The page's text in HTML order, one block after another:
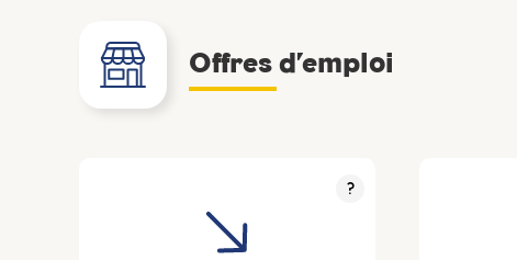
Offres d’emploi
?